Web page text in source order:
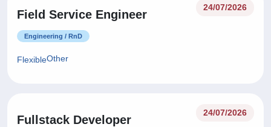
Field Service Engineer
24/07/2026
Engineering / RnD
FlexibleOther
Fullstack Developer
24/07/2026